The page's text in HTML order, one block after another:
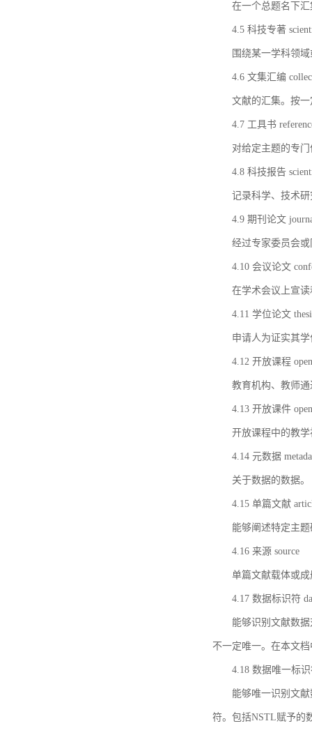
在一个总题名下
4.5 科技专著
围绕某一学科领
4.6 文集汇编
文献的汇集。按
4.7 工具书
对给定主题的专
4.8 科技报告
记录科学、技术
4.9 期刊论文
经过专家委员会
4.10 会议论文
在学术会议上宣
4.11 学位论文
申请人为证实其
4.12 开放课程
教育机构、教师
4.13 开放课件
开放课程中的教
4.14 元数据
关于数据的数据。
4.15 单篇文献
能够阐述特定主
4.16 来源 source
单篇文献载体或
4.17 数据标识符
能够识别文献数
不一定唯一。在本文
4.18 数据唯一标
能够唯一识别文
符。包括NSTL赋予的